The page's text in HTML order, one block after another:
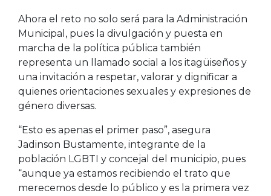
Ahora el reto no solo será para la Administración
Municipal, pues la divulgación y puesta en
marcha de la política pública también
representa un llamado social a los itagüiseños y
una invitación a respetar, valorar y dignificar a
quienes orientaciones sexuales y expresiones de
género diversas.
“Esto es apenas el primer paso”, asegura
Jadinson Bustamente, integrante de la
población LGBTI y concejal del municipio, pues
“aunque ya estamos recibiendo el trato que
merecemos desde lo público y es la primera vez